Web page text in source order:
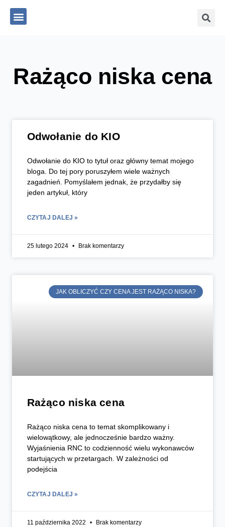
Menu
Rażąco niska cena
Odwołanie do KIO
Odwołanie do KIO to tytuł oraz główny temat mojego
bloga. Do tej pory poruszyłem wiele ważnych
zagadnień. Pomyślałem jednak, że przydałby się
jeden artykuł, który
CZYTAJ DALEJ »
25 lutego 2024 Brak komentarzy
JAK OBLICZYĆ CZY CENA JEST RAŻĄCO NISKA?
Rażąco niska cena
Rażąco niska cena to temat skomplikowany i
wielowątkowy, ale jednocześnie bardzo ważny.
Wyjaśnienia RNC to codzienność wielu wykonawców
startujących w przetargach. W zależności od
podejścia
CZYTAJ DALEJ »
11 października 2022 Brak komentarzy